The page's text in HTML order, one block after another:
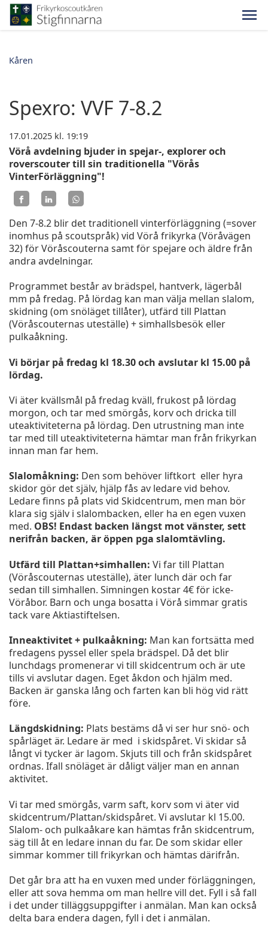
Kåren
Spexro: VVF 7-8.2
17.01.2025 kl. 19:19
Vörå avdelning bjuder in spejar-, explorer och
roverscouter till sin traditionella "Vörås
VinterFörläggning"!
Den 7-8.2 blir det traditionell vinterförläggning (=sover
inomhus på scoutspråk) vid Vörå frikyrka (Vöråvägen
32) för Vöråscouterna samt för spejare och äldre från
andra avdelningar.
Programmet består av brädspel, hantverk, lägerbål
mm på fredag. På lördag kan man välja mellan slalom,
skidning (om snöläget tillåter), utfärd till Plattan
(Vöråscouternas uteställe) + simhallsbesök eller
pulkaåkning.
Vi börjar på fredag kl 18.30 och avslutar kl 15.00 på
lördag.
Vi äter kvällsmål på fredag kväll, frukost på lördag
morgon, och tar med smörgås, korv och dricka till
uteaktiviteterna på lördag. Den utrustning man inte
tar med till uteaktiviteterna hämtar man från frikyrkan
innan man far hem.
Slalomåkning: Den som behöver liftkort eller hyra
skidor gör det själv, hjälp fås av ledare vid behov.
Ledare finns på plats vid Skidcentrum, men man bör
klara sig själv i slalombacken, eller ha en egen vuxen
med. OBS! Endast backen längst mot vänster, sett
nerifrån backen, är öppen pga slalomtävling.
Utfärd till Plattan+simhallen: Vi far till Plattan
(Vöråscouternas uteställe), äter lunch där och far
sedan till simhallen. Simningen kostar 4€ för icke-
Vöråbor. Barn och unga bosatta i Vörå simmar gratis
tack vare Aktiastiftelsen.
Inneaktivitet + pulkaåkning: Man kan fortsätta med
fredagens pyssel eller spela brädspel. Då det blir
lunchdags promenerar vi till skidcentrum och är ute
tills vi avslutar dagen. Eget åkdon och hjälm med.
Backen är ganska lång och farten kan bli hög vid rätt
före.
Längdskidning: Plats bestäms då vi ser hur snö- och
spårläget är. Ledare är med i skidspåret. Vi skidar så
långt vi tycker är lagom. Skjuts till och från skidspåret
ordnas. Ifall snöläget är dåligt väljer man en annan
aktivitet.
Vi tar med smörgås, varm saft, korv som vi äter vid
skidcentrum/Plattan/skidspåret. Vi avslutar kl 15.00.
Slalom- och pulkaåkare kan hämtas från skidcentrum,
säg till åt en ledare innan du far. De som skidar eller
simmar kommer till frikyrkan och hämtas därifrån.
Det går bra att ha en vuxen med under förläggningen,
eller att sova hemma om man hellre vill det. Fyll i så fall
i det under tilläggsuppgifter i anmälan. Man kan också
delta bara endera dagen, fyll i det i anmälan.